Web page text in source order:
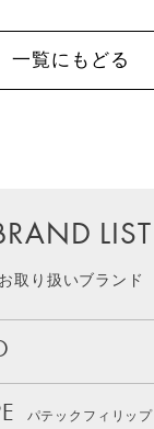
一覧にもどる
LIST
お取り扱いブランド
パテックフィリップ